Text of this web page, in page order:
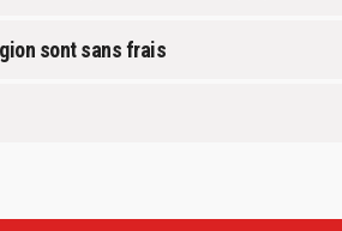
sont sans frais